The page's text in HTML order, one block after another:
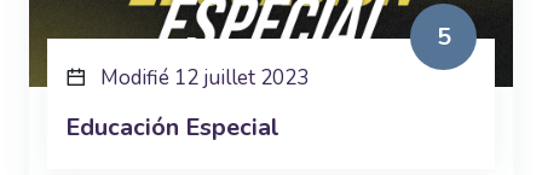
Modifié 12 juillet 2023
Educación Especial
5